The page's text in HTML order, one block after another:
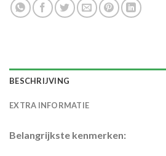
BESCHRIJVING
EXTRA INFORMATIE
Belangrijkste kenmerken: